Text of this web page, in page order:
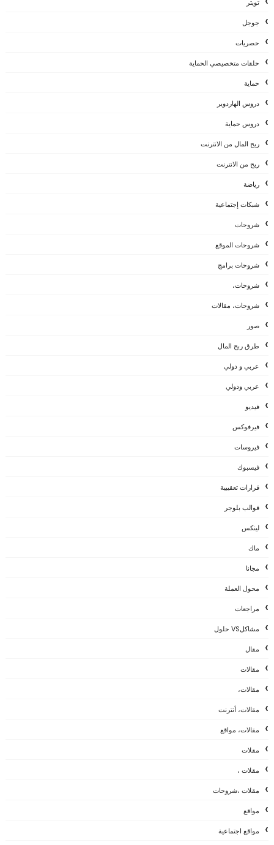
تويتر
جوجل
حصريات
حلقات متخصيصي الحماية
حماية
دروس الهاردوير
دروس حماية
ربح المال من الانترنت
ربح من الانترنت
رياضة
شبكات إجتماعية
شروحات
شروحات الموقع
شروحات برامج
شروحات،
شروحات، مقالات
صور
طرق ربح المال
عربي و دولي
عربي ودولي
فيديو
فيرفوكس
فيروسات
فيسبوك
قرارات تعقيبية
قوالب بلوجر
لينكس
ماك
مجانا
محول العملة
مراجعات
مشاكلVS حلول
مقال
مقالات
مقالات،
مقالات، أنترنت
مقالات، مواقع
مقلات
مقلات ،
مقلات ،شروحات
مواقع
مواقع اجتماعية